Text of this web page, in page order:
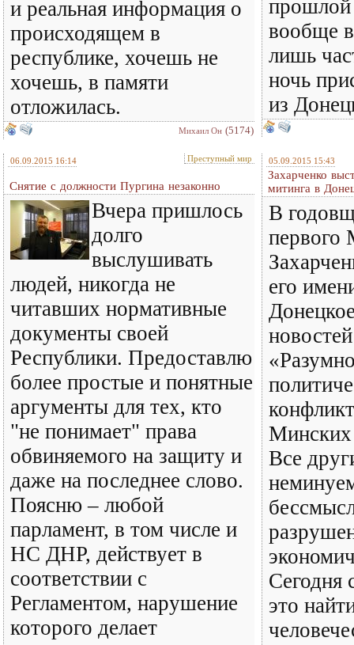
и реальная информация о
происходящем в
республике, хочешь не
хочешь, в памяти
отложилась.
Михаил Он (5174)
вообще
лишь
ночь
из
06.09.2015 16:14 Преступный мир
Снятие с должности Пургина незаконно
Вчера пришлось
долго
выслушивать
людей, никогда не
читавших нормативные
документы своей
Республики. Предоставлю
более простые и понятные
аргументы для тех, кто
"не понимает" права
обвиняемого на защиту и
даже на последнее слово.
Поясню – любой
парламент, в том числе и
НС ДНР, действует в
соответствии с
Регламентом, нарушение
которого делает
05.09.2015 15:43
Захарченко
митинга в
В
первого
его
Минских
Все
Сегодня
это